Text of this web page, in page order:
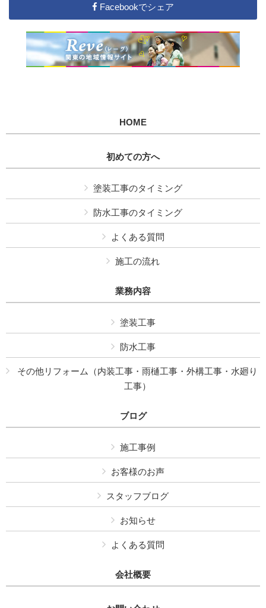
Facebookでシェア
HOME
初めての方へ
塗装工事のタイミング
防水工事のタイミング
よくある質問
施工の流れ
業務内容
塗装工事
防水工事
その他リフォーム（内装工事・雨樋工事・外構工事・水廻り
工事）
ブログ
施工事例
お客様のお声
スタッフブログ
お知らせ
よくある質問
会社概要